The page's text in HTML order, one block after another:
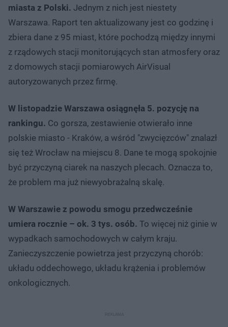
miasta z Polski. Jednym z nich jest niestety
Warszawa. Raport ten aktualizowany jest co godzinę i
zbiera dane z 95 miast, które pochodzą między innymi
z rządowych stacji monitorujących stan atmosfery oraz
z domowych stacji pomiarowych AirVisual
autoryzowanych przez firmę.
W listopadzie Warszawa osiągnęła 5. pozycję na
rankingu. Co gorsza, zestawienie otwierało inne
polskie miasto - Kraków, a wśród "zwycięzców" znalazł
się też Wrocław na miejscu 8. Dane te mogą spokojnie
być przyczyną ciarek na naszych plecach. Oznacza to,
że problem ma już niewyobrażalną skalę.
W Warszawie z powodu smogu przedwcześnie
umiera rocznie – ok. 3 tys. osób. To więcej niż ginie w
wypadkach samochodowych w całym kraju.
Zanieczyszczenie powietrza jest przyczyną chorób:
układu oddechowego, układu krążenia i problemów
onkologicznych.